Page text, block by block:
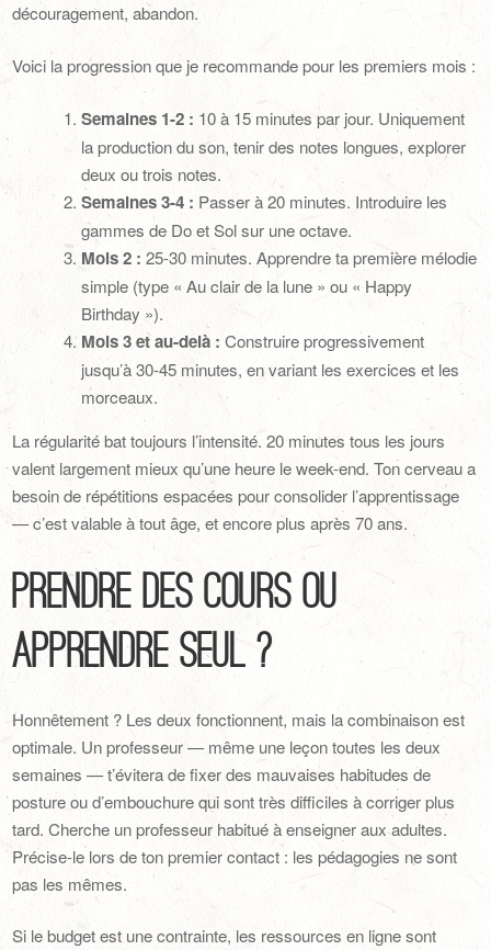
découragement, abandon.
Voici la progression que je recommande pour les premiers mois :
Semaines 1-2 : 10 à 15 minutes par jour. Uniquement
la production du son, tenir des notes longues, explorer
deux ou trois notes.
Semaines 3-4 : Passer à 20 minutes. Introduire les
gammes de Do et Sol sur une octave.
Mois 2 : 25-30 minutes. Apprendre ta première mélodie
simple (type « Au clair de la lune » ou « Happy
Birthday »).
Mois 3 et au-delà : Construire progressivement
jusqu’à 30-45 minutes, en variant les exercices et les
morceaux.
La régularité bat toujours l’intensité. 20 minutes tous les jours
valent largement mieux qu’une heure le week-end. Ton cerveau a
besoin de répétitions espacées pour consolider l’apprentissage
— c’est valable à tout âge, et encore plus après 70 ans.
Prendre des cours ou
apprendre seul ?
Honnêtement ? Les deux fonctionnent, mais la combinaison est
optimale. Un professeur — même une leçon toutes les deux
semaines — t’évitera de fixer des mauvaises habitudes de
posture ou d’embouchure qui sont très difficiles à corriger plus
tard. Cherche un professeur habitué à enseigner aux adultes.
Précise-le lors de ton premier contact : les pédagogies ne sont
pas les mêmes.
Si le budget est une contrainte, les ressources en ligne sont